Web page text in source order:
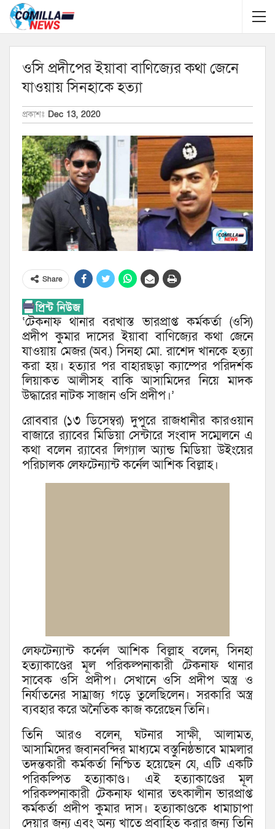
ওসি প্রদীপের ইয়াবা বাণিজ্যের কথা জেনে
যাওয়ায় সিনহাকে হত্যা
প্রকাশঃ Dec 13, 2020
Share
‘টেকনাফ থানার বরখাস্ত ভারপ্রাপ্ত কর্মকর্তা (ওসি)
প্রদীপ কুমার দাসের ইয়াবা বাণিজ্যের কথা জেনে
যাওয়ায় মেজর (অব.) সিনহা মো. রাশেদ খানকে হত্যা
করা হয়। হত্যার পর বাহারছড়া ক্যাম্পের পরিদর্শক
লিয়াকত আলীসহ বাকি আসামিদের নিয়ে মাদক
উদ্ধারের নাটক সাজান ওসি প্রদীপ।’
রোববার (১৩ ডিসেম্বর) দুপুরে রাজধানীর কারওয়ান
বাজারে র‌্যাবের মিডিয়া সেন্টারে সংবাদ সম্মেলনে এ
কথা বলেন র‌্যাবের লিগ্যাল অ্যান্ড মিডিয়া উইংয়ের
পরিচালক লেফটেন্যান্ট কর্নেল আশিক বিল্লাহ।
লেফটেন্যান্ট কর্নেল আশিক বিল্লাহ বলেন, সিনহা
হত্যাকাণ্ডের মূল পরিকল্পনাকারী টেকনাফ থানার
সাবেক ওসি প্রদীপ। সেখানে ওসি প্রদীপ অস্ত্র ও
নির্যাতনের সাম্রাজ্য গড়ে তুলেছিলেন। সরকারি অস্ত্র
ব‌্যবহার করে অনৈতিক কাজ করেছেন তিনি।
তিনি আরও বলেন, ঘটনার সাক্ষী, আলামত,
আসামিদের জবানবন্দির মাধ্যমে বস্তুনিষ্ঠভাবে মামলার
তদন্তকারী কর্মকর্তা নিশ্চিত হয়েছেন যে, এটি একটি
পরিকল্পিত হত্যাকাণ্ড। এই হত্যাকাণ্ডের মূল
পরিকল্পনাকারী টেকনাফ থানার তৎকালীন ভারপ্রাপ্ত
কর্মকর্তা প্রদীপ কুমার দাস। হত্যাকাণ্ডকে ধামাচাপা
দেয়ার জন্য এবং অন্য খাতে প্রবাহিত করার জন্য তিনি